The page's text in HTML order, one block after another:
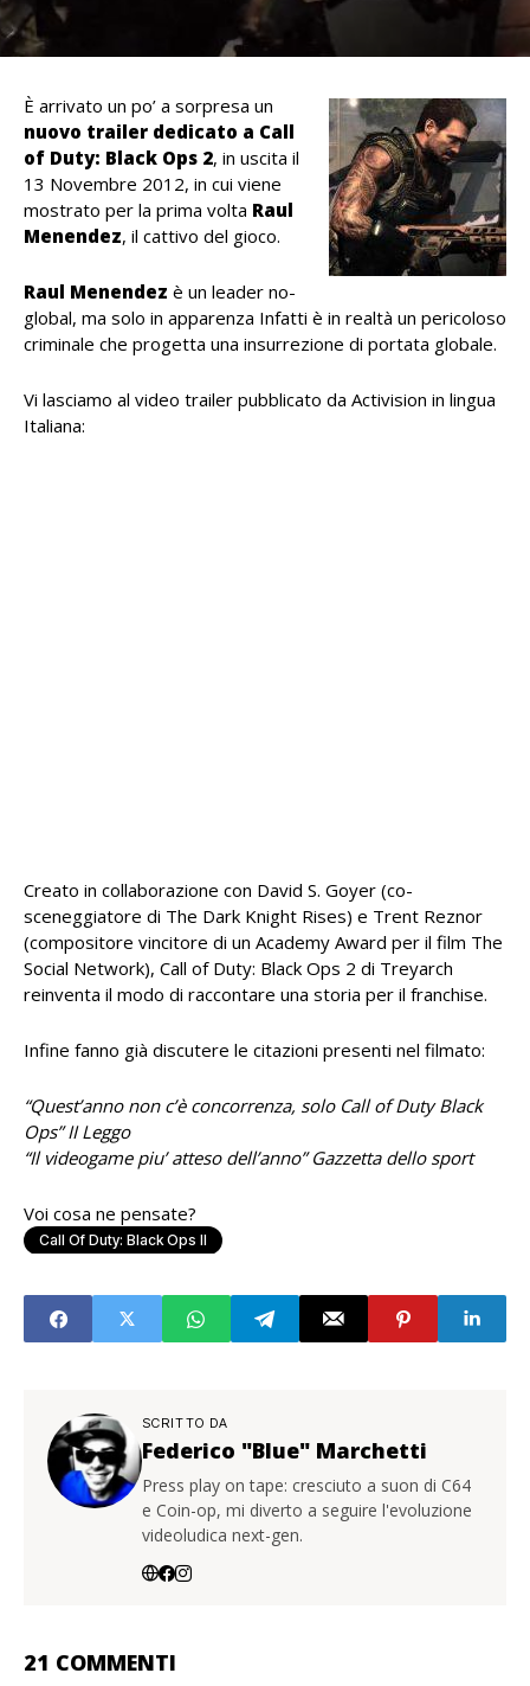
È arrivato un po’ a sorpresa un
nuovo trailer dedicato a Call
of Duty: Black Ops 2, in uscita il
13 Novembre 2012, in cui viene
mostrato per la prima volta Raul
Menendez, il cattivo del gioco.
Raul Menendez è un leader no-
global, ma solo in apparenza Infatti è in realtà un pericoloso
criminale che progetta una insurrezione di portata globale.
Vi lasciamo al video trailer pubblicato da Activision in lingua
Italiana:
Creato in collaborazione con David S. Goyer (co-
sceneggiatore di The Dark Knight Rises) e Trent Reznor
(compositore vincitore di un Academy Award per il film The
Social Network), Call of Duty: Black Ops 2 di Treyarch
reinventa il modo di raccontare una storia per il franchise.
Infine fanno già discutere le citazioni presenti nel filmato:
“Quest’anno non c’è concorrenza, solo Call of Duty Black
Ops” II Leggo
“Il videogame piu’ atteso dell’anno” Gazzetta dello sport
Voi cosa ne pensate?
Call Of Duty: Black Ops II
SCRITTO DA
Federico "Blue" Marchetti
Press play on tape: cresciuto a suon di C64
e Coin-op, mi diverto a seguire l'evoluzione
videoludica next-gen.
21 COMMENTI